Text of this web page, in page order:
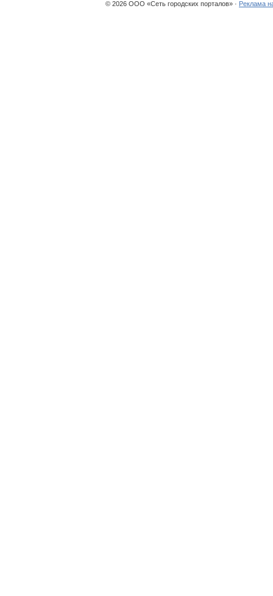
© 2026 ООО «Сеть городских порталов» · Реклама